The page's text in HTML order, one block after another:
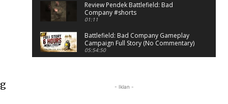
Review Pendek Battlefield: Bad
Company #shorts
01:11
Battlefield: Bad Company Gameplay
Campaign Full Story (No Commentary)
05:54:50
- Iklan -